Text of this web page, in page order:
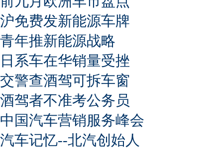
沪免费发新能源车牌
青年推新能源战略
日系车在华销量受挫
交警查酒驾可拆车窗
酒驾者不准考公务员
中国汽车营销服务峰会
汽车记忆--北汽创始人